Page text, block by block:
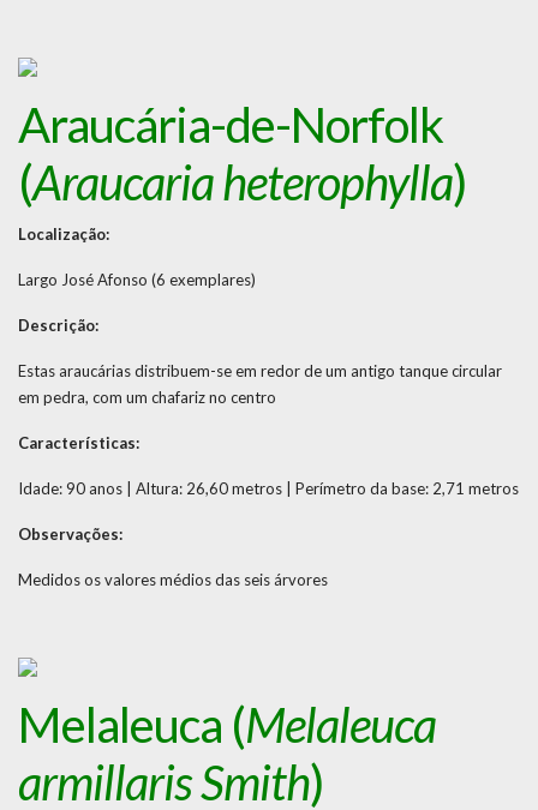
Araucária-de-Norfolk
(Araucaria heterophylla)
Localização:
Largo José Afonso (6 exemplares)
Descrição:
Estas araucárias distribuem-se em redor de um antigo tanque circular
em pedra, com um chafariz no centro
Características:
Idade: 90 anos | Altura: 26,60 metros | Perímetro da base: 2,71 metros
Observações:
Medidos os valores médios das seis árvores
Melaleuca (Melaleuca
armillaris Smith)